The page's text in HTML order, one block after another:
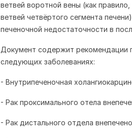
ветвей воротной вены (как
ветвей четвёртого сегмента
печеночной недостаточности в
Документ содержит рекомендации
следующих заболеваниях:
- Внутрипеченочная
- Рак проксимального отела
- Рак дистального отдела